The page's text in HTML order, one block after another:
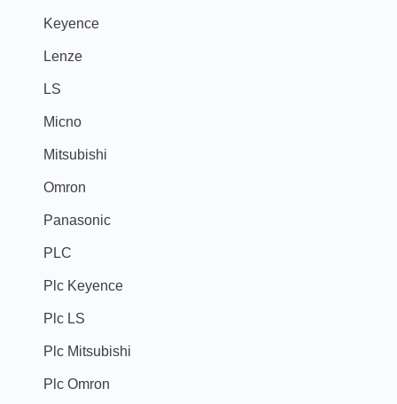
Keyence
Lenze
LS
Micno
Mitsubishi
Omron
Panasonic
PLC
Plc Keyence
Plc LS
Plc Mitsubishi
Plc Omron